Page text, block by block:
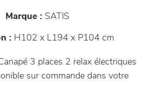
Marque : SATIS
: H102 x L194 x P104 cm
3 places 2 relax électriques
sur commande dans votre